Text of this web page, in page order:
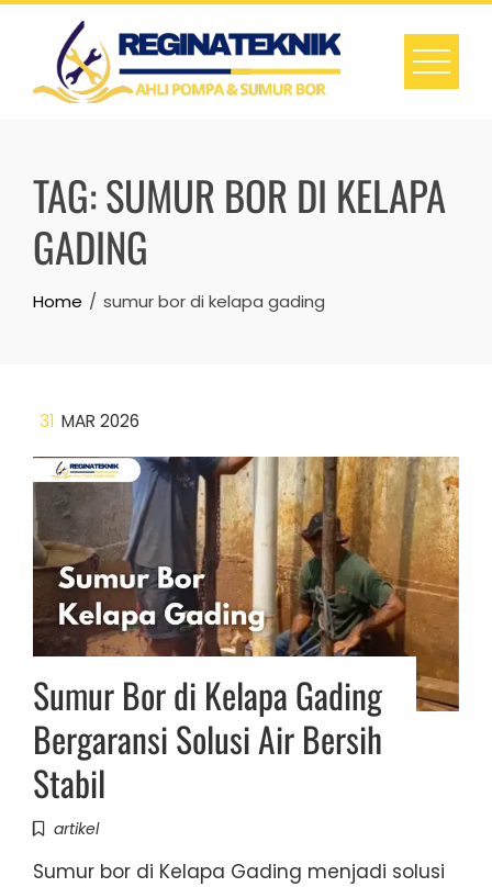
Skip
content
TAG:SUMUR BOR DI KELAPA
GADING
Home sumur bor di kelapa gading
31 MAR 2026
Sumur Bor di Kelapa Gading
Bergaransi Solusi Air Bersih
Stabil
artikel
Sumur bor di Kelapa Gading menjadi solusi